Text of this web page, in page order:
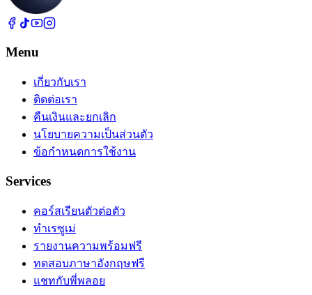
Menu
เกี่ยวกับเรา
ติดต่อเรา
คืนเงินและยกเลิก
นโยบายความเป็นส่วนตัว
ข้อกำหนดการใช้งาน
Services
คอร์สเรียนตัวต่อตัว
ทำเรซูเม่
รายงานความพร้อมฟรี
ทดสอบภาษาอังกฤษฟรี
แชทกับพี่พลอย